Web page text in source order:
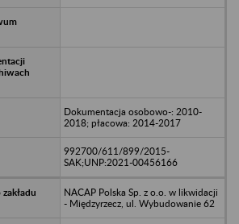
Dokumentacja osobowo-: 2010-
2018; płacowa: 2014-2017
992700/611/899/2015-
SAK;UNP:2021-00456166
NACAP Polska Sp. z o.o. w likwidacji
- Międzyrzecz, ul. Wybudowanie 62